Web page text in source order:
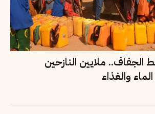
ملايين النازحين
والغذاء